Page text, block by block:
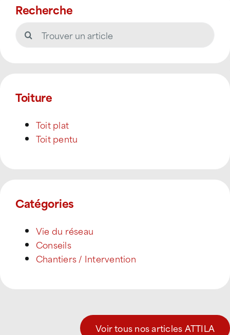
Recherche
Rechercher:
Toiture
Toit plat
Toit pentu
Catégories
Vie du réseau
Conseils
Chantiers / Intervention
Voir tous nos articles ATTILA